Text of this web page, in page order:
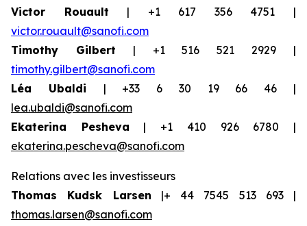
Victor Rouault | +1 617 356 4751 |
victor.rouault@sanofi.com
Timothy Gilbert | +1 516 521 2929 |
timothy.gilbert@sanofi.com
Léa Ubaldi | +33 6 30 19 66 46 |
lea.ubaldi@sanofi.com
Ekaterina Pesheva | +1 410 926 6780 |
ekaterina.pescheva@sanofi.com
Relations avec les investisseurs
Thomas Kudsk Larsen |+ 44 7545 513 693 |
thomas.larsen@sanofi.com